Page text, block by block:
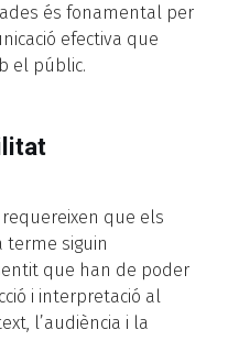
és fonamental per
efectiva que
el públic.
que els
terme siguin
que han de poder
i interpretació al
l’audiència i la